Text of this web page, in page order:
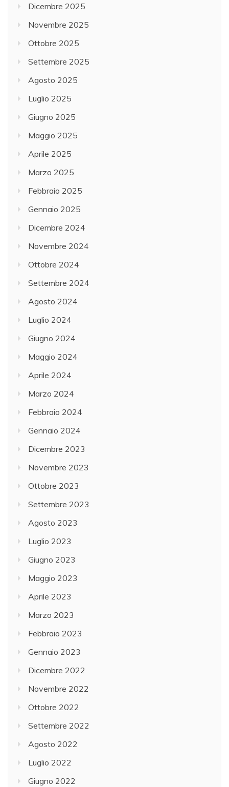
Dicembre 2025
Novembre 2025
Ottobre 2025
Settembre 2025
Agosto 2025
Luglio 2025
Giugno 2025
Maggio 2025
Aprile 2025
Marzo 2025
Febbraio 2025
Gennaio 2025
Dicembre 2024
Novembre 2024
Ottobre 2024
Settembre 2024
Agosto 2024
Luglio 2024
Giugno 2024
Maggio 2024
Aprile 2024
Marzo 2024
Febbraio 2024
Gennaio 2024
Dicembre 2023
Novembre 2023
Ottobre 2023
Settembre 2023
Agosto 2023
Luglio 2023
Giugno 2023
Maggio 2023
Aprile 2023
Marzo 2023
Febbraio 2023
Gennaio 2023
Dicembre 2022
Novembre 2022
Ottobre 2022
Settembre 2022
Agosto 2022
Luglio 2022
Giugno 2022